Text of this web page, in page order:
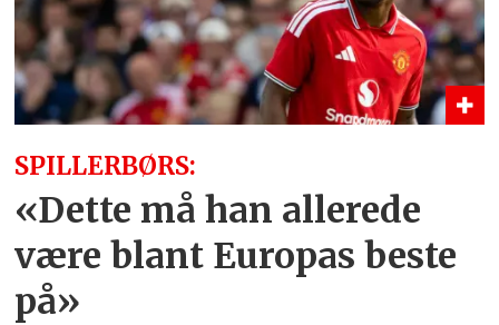
SPILLERBØRS:
«Dette må han allerede
være blant Europas beste
på»